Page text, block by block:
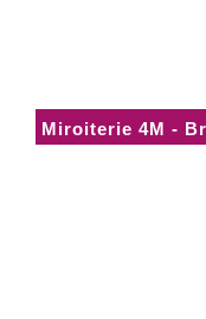
Miroiterie 4M -